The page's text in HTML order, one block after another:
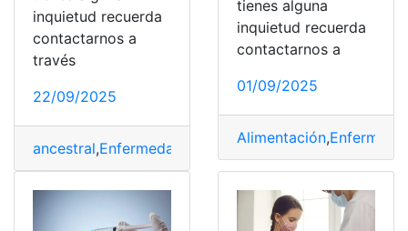
inquietud recuerda
contactarnos a
través
22/09/2025
ancestral,Enfermedades envejecimiento,Prevenir ,
tienes alguna
inquietud recuerda
contactarnos a
01/09/2025
Alimentación,